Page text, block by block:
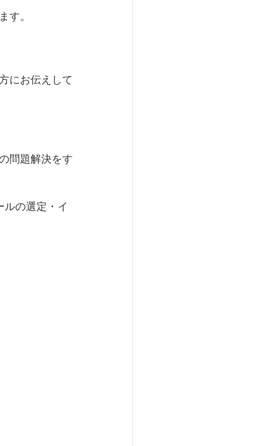
す。
にお伝えして
問題解決をす
の選定・イ